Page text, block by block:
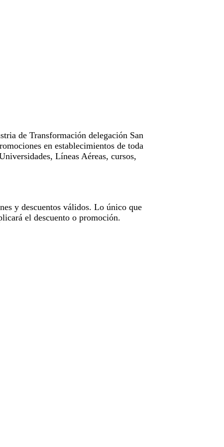
de Transformación delegación San
en establecimientos de toda
Líneas Aéreas, cursos,
y descuentos válidos. Lo único que
el descuento o promoción.